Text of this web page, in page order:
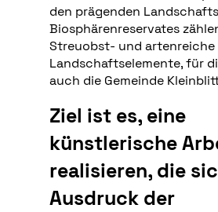
den prägenden
Biosphärenreservates
Streuobst- und artenreiche
Landschaftselemente, für
auch die Gemeinde
Ziel ist es, eine
künstlerische
realisieren, die
Ausdruck der